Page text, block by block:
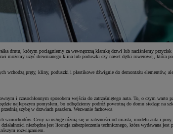
drutu, którym pociągniemy za wewnętrzną klamkę drzwi lub naciśniemy
użyć drewnianego klina lub poduszki czy nawet dętki rowerowej, która
wchodzą pręty, kliny, poduszki i plastikowe dźwignie do demontażu
i czasochłonnym sposobem wejścia do zatrzaśniętego auta. To, o czym
najlepszym pomysłem, bo odbędziemy podróż powrotną do domu siedząc
szybę w drzwiach pasażera. Wezwanie fachowca
Ceny za usługę różnią się w zależności od miasta, modelu auta i
niezbędna jest licencja zabezpieczenia technicznego, która wydawana
rozwiązaniem.